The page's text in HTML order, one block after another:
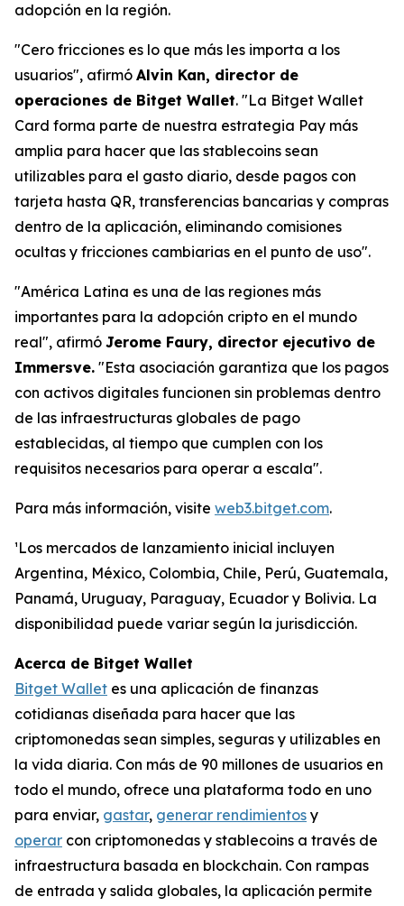
adopción en la región.
"Cero fricciones es lo que más les importa a los
usuarios", afirmó Alvin Kan, director de
operaciones de Bitget Wallet. "La Bitget Wallet
Card forma parte de nuestra estrategia Pay más
amplia para hacer que las stablecoins sean
utilizables para el gasto diario, desde pagos con
tarjeta hasta QR, transferencias bancarias y compras
dentro de la aplicación, eliminando comisiones
ocultas y fricciones cambiarias en el punto de uso".
"América Latina es una de las regiones más
importantes para la adopción cripto en el mundo
real", afirmó Jerome Faury, director ejecutivo de
Immersve. "Esta asociación garantiza que los pagos
con activos digitales funcionen sin problemas dentro
de las infraestructuras globales de pago
establecidas, al tiempo que cumplen con los
requisitos necesarios para operar a escala".
Para más información, visite web3.bitget.com.
¹Los mercados de lanzamiento inicial incluyen
Argentina, México, Colombia, Chile, Perú, Guatemala,
Panamá, Uruguay, Paraguay, Ecuador y Bolivia. La
disponibilidad puede variar según la jurisdicción.
Acerca de Bitget Wallet
Bitget Wallet es una aplicación de finanzas
cotidianas diseñada para hacer que las
criptomonedas sean simples, seguras y utilizables en
la vida diaria. Con más de 90 millones de usuarios en
todo el mundo, ofrece una plataforma todo en uno
para enviar, gastar, generar rendimientos y
operar con criptomonedas y stablecoins a través de
infraestructura basada en blockchain. Con rampas
de entrada y salida globales, la aplicación permite